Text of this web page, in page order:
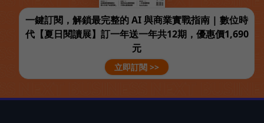
一鍵訂閱，解鎖最完整的 AI 與商業實戰指南 | 數位時
代【夏日閱讀展】訂一年送一年共12期，優惠價1,690
元
立即訂閱 >>